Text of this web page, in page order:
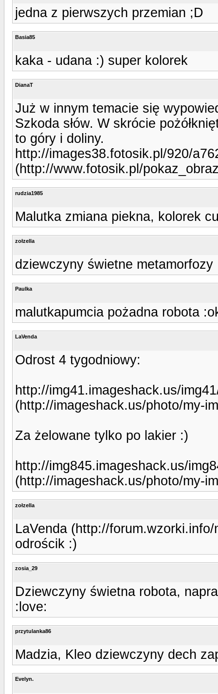
jedna z pierwszych przemian ;D
Basia85
kaka - udana :) super kolorek
DianaT
Już w innym temacie się
Szkoda słów. W skrócie
to góry i doliny.
http://images38.fotosik.pl/920/
(http://www.fotosik.pl/
rudzia1985
Malutka zmiana piekna, kolorek
zołzella
dziewczyny świetne metamorfozy
Paulka
malutkapumcia pożadna robota
LaVenda
Odrost 4 tygodniowy:
http://img41.imageshack.us/
(http://imageshack.us/photo/my-
Za żelowane tylko po lakier :)
http://img845.imageshack.us/
(http://imageshack.us/photo/my-
zołzella
LaVenda (http://
odrościk :)
zosia_29
Dziewczyny świetna robota,
:love:
przytulanka86
Madzia, Kleo dziewczyny dech
Evelyn.